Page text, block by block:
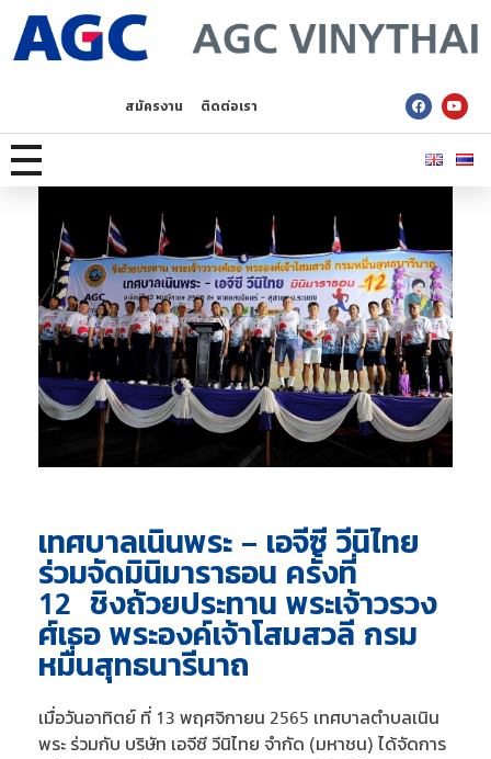
สมัครงาน ติดต่อเรา
เทศบาลเนินพระ – เอจีซี วีนิไทย
ร่วมจัดมินิมาราธอน ครั้งที่
12 ชิงถ้วยประทาน พระเจ้าวรวง
ศ์เธอ พระองค์เจ้าโสมสวลี กรม
หมื่นสุทธนารีนาถ
เมื่อวันอาทิตย์ ที่ 13 พฤศจิกายน 2565 เทศบาลตำบลเนิน
พระ ร่วมกับ บริษัท เอจีซี วีนิไทย จำกัด (มหาชน) ได้จัดการ